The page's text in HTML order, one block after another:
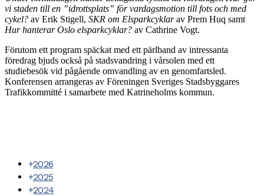
vi staden till en ”idrottsplats” för vardagsmotion till fots och med
cykel? av Erik Stigell, SKR om Elsparkcyklarav Prem Huq samt
Hur hanterar Oslo elsparkcyklar? av Cathrine Vogt.
Förutom ett program späckat med ett pärlband av intressanta
föredrag bjuds också på stadsvandring i vårsolen med ett
studiebesök vid pågående omvandling av en genomfartsled.
Konferensen arrangeras av Föreningen Sveriges Stadsbyggares
Trafikkommitté i samarbete med Katrineholms kommun.
2026
2025
2024